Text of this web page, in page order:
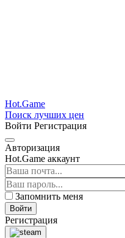
Hot.Game
Поиск лучших цен
Войти Регистрация
Авторизация
Hot.Game аккаунт
Запомнить меня
Войти
Регистрация